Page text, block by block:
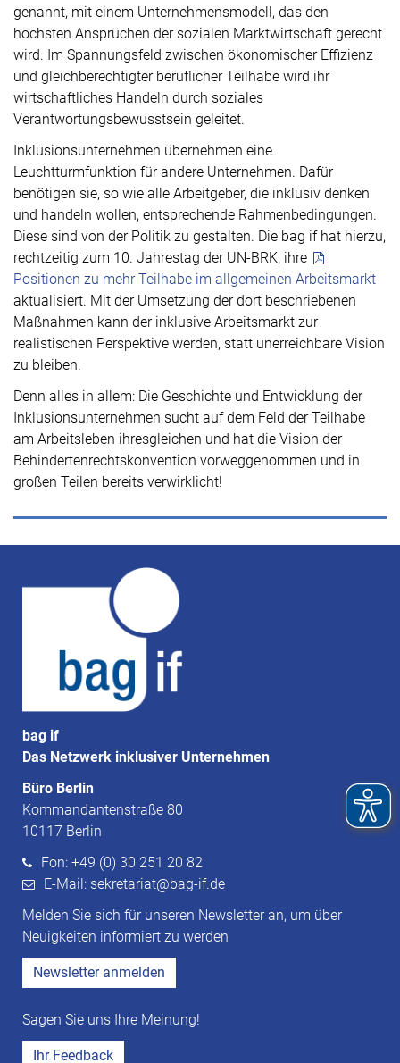
genannt, mit einem Unternehmensmodell, das den
höchsten Ansprüchen der sozialen Marktwirtschaft gerecht
wird. Im Spannungsfeld zwischen ökonomischer Effizienz
und gleichberechtigter beruflicher Teilhabe wird ihr
wirtschaftliches Handeln durch soziales
Verantwortungsbewusstsein geleitet.
Inklusionsunternehmen übernehmen eine
Leuchtturmfunktion für andere Unternehmen. Dafür
benötigen sie, so wie alle Arbeitgeber, die inklusiv denken
und handeln wollen, entsprechende Rahmenbedingungen.
Diese sind von der Politik zu gestalten. Die bag if hat hierzu,
rechtzeitig zum 10. Jahrestag der UN-BRK, ihre
Positionen zu mehr Teilhabe im allgemeinen Arbeitsmarkt
aktualisiert. Mit der Umsetzung der dort beschriebenen
Maßnahmen kann der inklusive Arbeitsmarkt zur
realistischen Perspektive werden, statt unerreichbare Vision
zu bleiben.
Denn alles in allem: Die Geschichte und Entwicklung der
Inklusionsunternehmen sucht auf dem Feld der Teilhabe
am Arbeitsleben ihresgleichen und hat die Vision der
Behindertenrechtskonvention vorweggenommen und in
großen Teilen bereits verwirklicht!
bag if
Das Netzwerk inklusiver Unternehmen
Büro Berlin
Kommandantenstraße 80
10117 Berlin
Fon: +49 (0) 30 251 20 82
E-Mail: sekretariat@bag-if.de
Melden Sie sich für unseren Newsletter an, um über
Neuigkeiten informiert zu werden
Newsletter anmelden
Sagen Sie uns Ihre Meinung!
Ihr Feedback